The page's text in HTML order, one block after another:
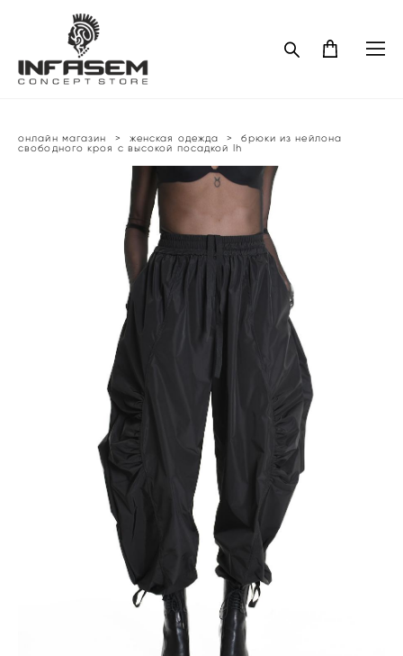
онлайн магазин > женская одежда >
брюки из нейлона
свободного кроя с высокой посадкой lh